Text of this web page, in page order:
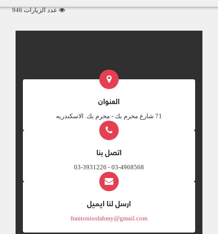
عدد الزيارات 946
العنوان
‎71 شارع محرم بك - محرم بك. الاسكندريه
اتصل بنا
03-4968568 - 03-3931226
ارسل لنا ايميل
frantoniosfahmy@gmail.com